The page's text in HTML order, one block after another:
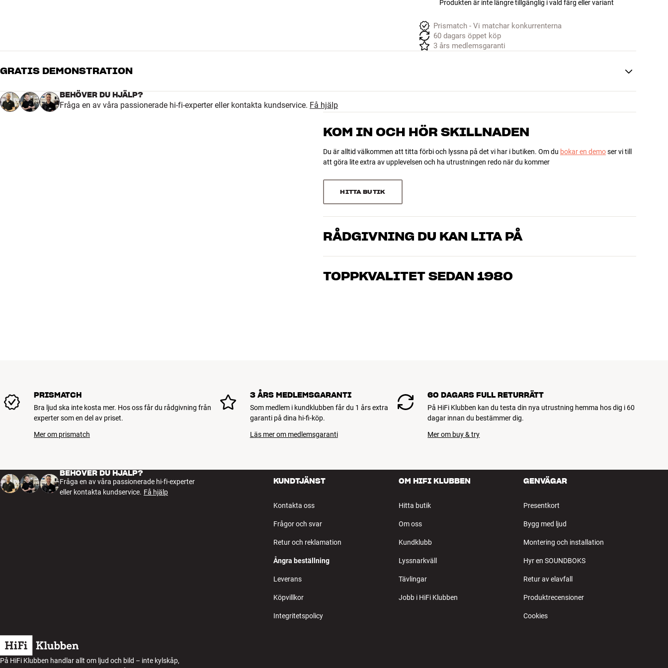
Produkten är inte längre tillgänglig i vald färg eller variant
Prismatch - Vi matchar konkurrenterna
60 dagars öppet köp
3 års medlemsgaranti
GRATIS DEMONSTRATION
BEHÖVER DU HJÄLP?
Fråga en av våra passionerade hi-fi-experter eller kontakta kundservice. Få hjälp
KOM IN OCH HÖR SKILLNADEN
Du är alltid välkommen att titta förbi och lyssna på det vi har i butiken. Om du bokar en demoser vi till
att göra lite extra av upplevelsen och ha utrustningen redo när du kommer
HITTA BUTIK
RÅDGIVNING DU KAN LITA PÅ
Våra medarbetare är riktiga entusiaster som kan produkterna och brinner för riktigt bra ljud – både till
just dig och din budget
TOPPKVALITET SEDAN 1980
PRISMATCH
Bra ljud ska inte kosta mer. Hos oss får du rådgivning från
experter som en del av priset.
Mer om prismatch
3 ÅRS MEDLEMSGARANTI
Som medlem i kundklubben får du 1 års extra
garanti på dina hi-fi-köp.
Läs mer om medlemsgaranti
60 DAGARS FULL RETURRÄTT
På HiFi Klubben kan du testa din nya utrustning hemma hos dig i 60
dagar innan du bestämmer dig.
Mer om buy & try
BEHÖVER DU HJÄLP?
Fråga en av våra passionerade hi-fi-experter
eller kontakta kundservice. Få hjälp
KUNDTJÄNST
Kontakta oss
Frågor och svar
Retur och reklamation
Ångra beställning
Leverans
Köpvillkor
Integritetspolicy
OM HIFI KLUBBEN
Hitta butik
Om oss
Kundklubb
Lyssnarkväll
Tävlingar
Jobb i HiFi Klubben
GENVÄGAR
Presentkort
Bygg med ljud
Montering och installation
Hyr en SOUNDBOKS
Retur av elavfall
Produktrecensioner
Cookies
På HiFi Klubben handlar allt om ljud och bild – inte kylskåp,